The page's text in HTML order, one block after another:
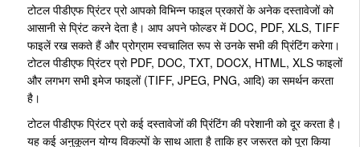
टोटल पीडीएफ प्रिंटर प्रो आपको विभिन्न फाइल प्रकारों के अनेक दस्तावेजों को
आसानी से प्रिंट करने देता है। आप अपने फोल्डर में DOC, PDF, XLS, TIFF
फाइलें रख सकते हैं और प्रोग्राम स्वचालित रूप से उनके सभी की प्रिंटिंग करेगा।
टोटल पीडीएफ प्रिंटर प्रो PDF, DOC, TXT, DOCX, HTML, XLS फाइलों
और लगभग सभी इमेज फाइलों (TIFF, JPEG, PNG, आदि) का समर्थन करता
है।
टोटल पीडीएफ प्रिंटर प्रो कई दस्तावेजों की प्रिंटिंग की परेशानी को दूर करता है।
यह कई अनुकूलन योग्य विकल्पों के साथ आता है ताकि हर जरूरत को पूरा किया